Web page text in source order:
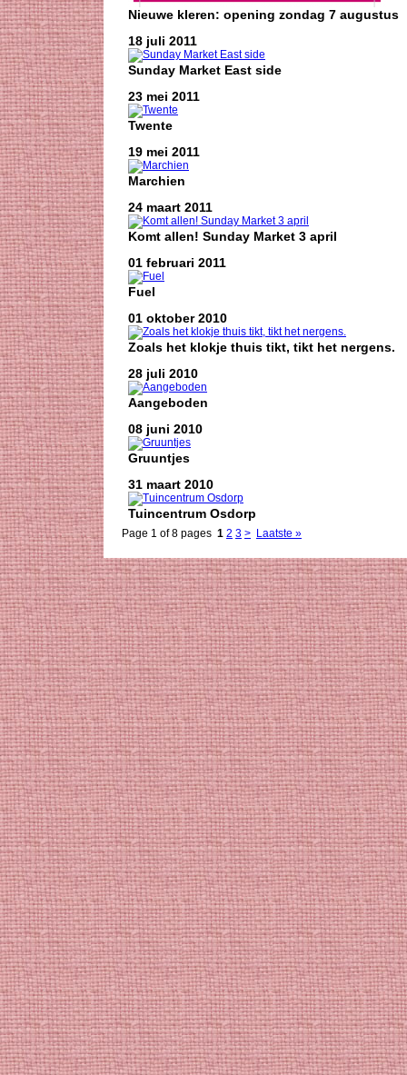
Nieuwe kleren: opening zondag 7 augustus
18 juli 2011
Sunday Market East side
23 mei 2011
Twente
19 mei 2011
Marchien
24 maart 2011
Komt allen! Sunday Market 3 april
01 februari 2011
Fuel
01 oktober 2010
Zoals het klokje thuis tikt, tikt het nergens.
28 juli 2010
Aangeboden
08 juni 2010
Gruuntjes
31 maart 2010
Tuincentrum Osdorp
Page 1 of 8 pages 1 2 3 > Laatste »